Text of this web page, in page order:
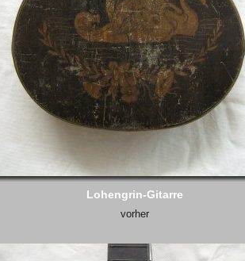
Lohengrin-Gitarre
vorher